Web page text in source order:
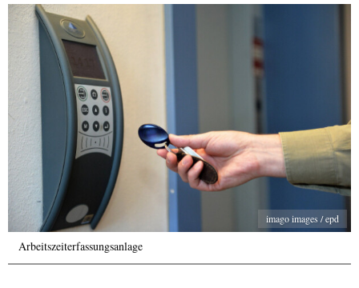
imago images / epd
Arbeitszeiterfassungsanlage